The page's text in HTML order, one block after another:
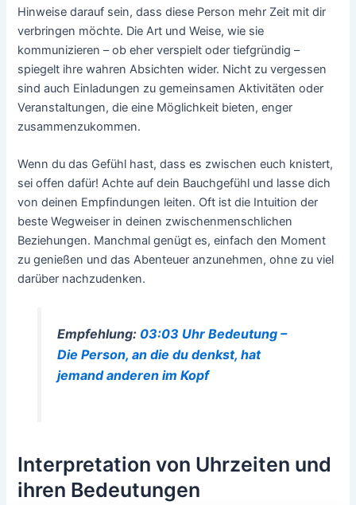
Hinweise darauf sein, dass diese Person mehr Zeit mit dir
verbringen möchte. Die Art und Weise, wie sie
kommunizieren – ob eher verspielt oder tiefgründig –
spiegelt ihre wahren Absichten wider. Nicht zu vergessen
sind auch Einladungen zu gemeinsamen Aktivitäten oder
Veranstaltungen, die eine Möglichkeit bieten, enger
zusammenzukommen.
Wenn du das Gefühl hast, dass es zwischen euch knistert,
sei offen dafür! Achte auf dein Bauchgefühl und lasse dich
von deinen Empfindungen leiten. Oft ist die Intuition der
beste Wegweiser in deinen zwischenmenschlichen
Beziehungen. Manchmal genügt es, einfach den Moment
zu genießen und das Abenteuer anzunehmen, ohne zu viel
darüber nachzudenken.
Empfehlung: 03:03 Uhr Bedeutung –
Die Person, an die du denkst, hat
jemand anderen im Kopf
Interpretation von Uhrzeiten und
ihren Bedeutungen